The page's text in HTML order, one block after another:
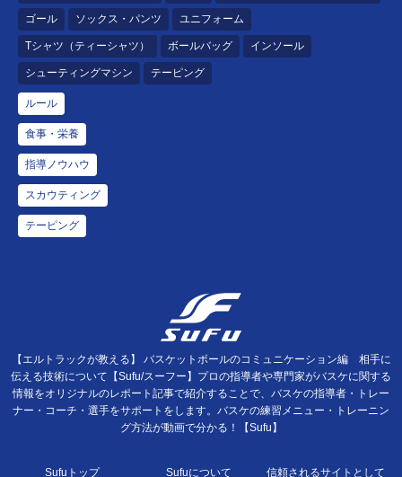
ゴール ソックス・パンツ ユニフォーム
Tシャツ（ティーシャツ） ボールバッグ インソール
シューティングマシン テーピング
ルール
食事・栄養
指導ノウハウ
スカウティング
テーピング
【エルトラックが教える】 バスケットボールのコミュニケーション編 相手に
伝える技術について【Sufu/スーフー】プロの指導者や専門家がバスケに関する
情報をオリジナルのレポート記事で紹介することで、バスケの指導者・トレー
ナー・コーチ・選手をサポートをします。バスケの練習メニュー・トレーニン
グ方法が動画で分かる！【Sufu】
Sufuトップ Sufuについて 信頼されるサイトとして